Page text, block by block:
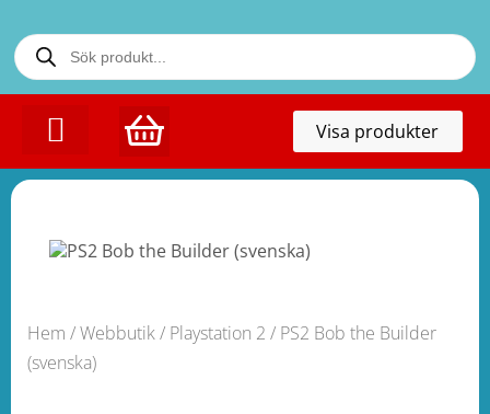
Visa produkter
Hem /Webbutik/ Playstation 2 / PS2 Bob the Builder
(svenska)